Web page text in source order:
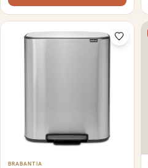
BRABANTIA